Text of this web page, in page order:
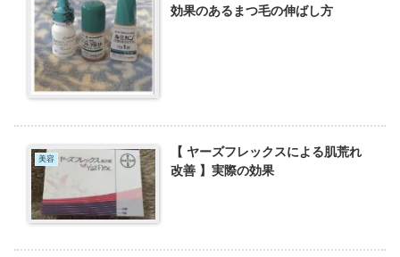
効果のあるまつ毛の伸ばし方
美容
【 ヤーズフレックスによる肌荒れ
改善 】実際の効果